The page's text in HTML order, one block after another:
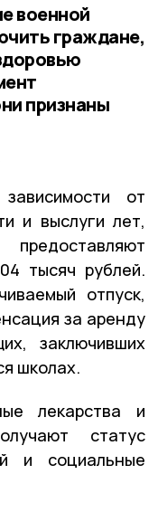
военной
граждане,
признаны
от
и выслуги лет,
тысяч рублей.
отпуск,
за аренду
заключивших
школах.
лекарства и
статус
и социальные